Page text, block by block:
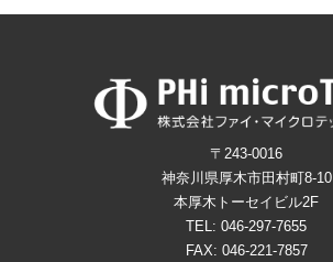
〒243-0016
神奈川県厚木市田村町8-10
本厚木トーセイビル2F
TEL: 046-297-7655
FAX: 046-221-7857